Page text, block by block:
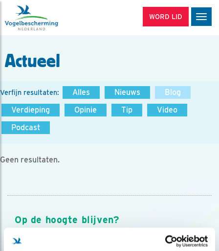
WORD LID
Actueel
Verfijn resultaten: Alles Nieuws
Blog
Verdieping
Opinie Tip
Video
Podcast
Geen resultaten.
Op de hoogte blijven?
Meld je aan en ontvang nieuws, inspiratie, acties en tips
over vogels en activiteiten van Vogelbescherming.